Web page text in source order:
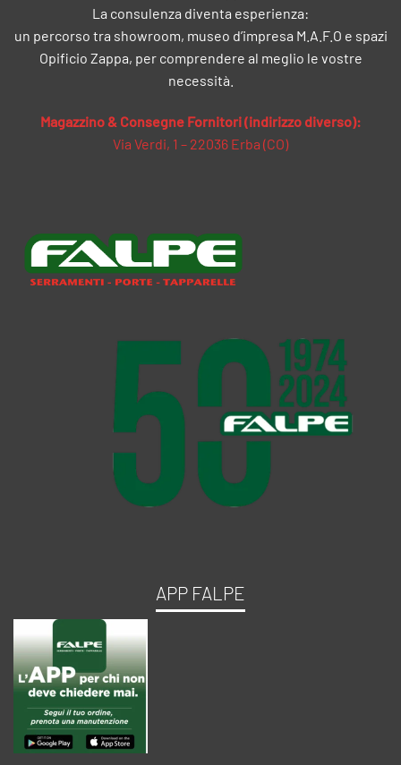
La consulenza diventa esperienza:
un percorso tra showroom, museo d’impresa M.A.F.O e spazi
Opificio Zappa, per comprendere al meglio le vostre
necessità.
Magazzino & Consegne Fornitori (indirizzo diverso):
Via Verdi, 1 – 22036 Erba (CO)
APP FALPE